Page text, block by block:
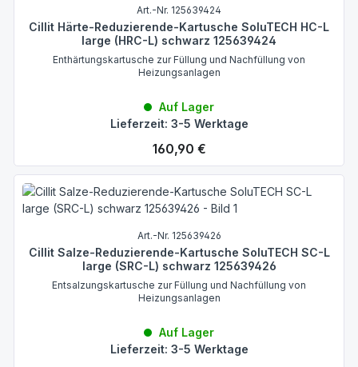
Art.-Nr. 125639424
Cillit Härte-Reduzierende-Kartusche SoluTECH HC-L
large (HRC-L) schwarz 125639424
Enthärtungskartusche zur Füllung und Nachfüllung von
Heizungsanlagen
Auf Lager
Lieferzeit: 3-5 Werktage
Regulärer Preis:
160,90 €
Art.-Nr. 125639426
Cillit Salze-Reduzierende-Kartusche SoluTECH SC-L
large (SRC-L) schwarz 125639426
Entsalzungskartusche zur Füllung und Nachfüllung von
Heizungsanlagen
Auf Lager
Lieferzeit: 3-5 Werktage